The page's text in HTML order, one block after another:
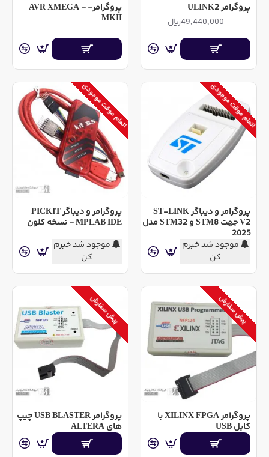
پروگرامر ULINK2
49,440,000ریال
پروگرامر- AVR XMEGA -
MKII
اتمام موقت موجودی
پروگرامر و دیباگر ST-LINK
V2 جهت STM8 و STM32 مدل
2025
موجود شد خبرم
کن
اتمام موقت موجودی
پروگرامر و دیباگر PICKIT
MPLAB IDE - نسخه کلون
موجود شد خبرم
کن
پیش سفارش
پروگرامر XILINX FPGA با
کابل USB
پیش سفارش
پروگرامر USB BLASTER چیپ
های ALTERA